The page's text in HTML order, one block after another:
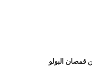
قمصان البولو